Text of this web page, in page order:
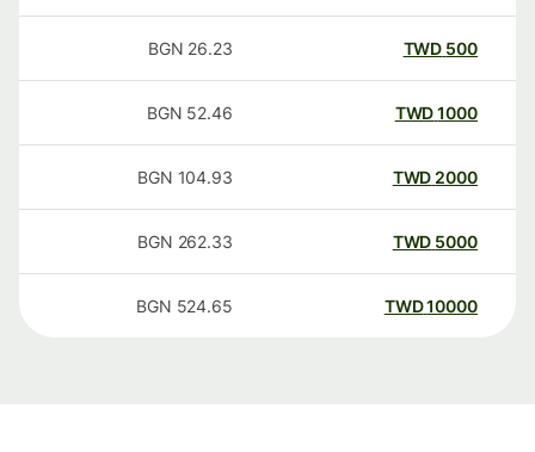
500
TWD
26.23
BGN
1000
TWD
52.46
BGN
2000
TWD
104.93
BGN
5000
TWD
262.33
BGN
10000
TWD
524.65
BGN